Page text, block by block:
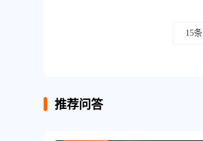
15条
推荐问答